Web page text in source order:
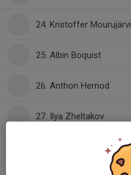
24. Kristoffer Mourujärvi
25. Albin Boquist
26. Anthon Hernod
27. Ilya Zheltakov
28. Johan Brännström